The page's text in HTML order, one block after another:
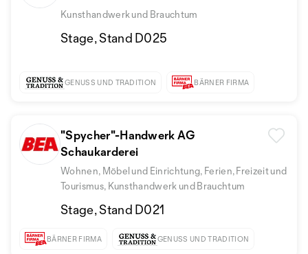
Hansruedi Blaser
Kunsthandwerk und Brauchtum
Stage, Stand D025
GENUSS UND TRADITION BÄRNER FIRMA
"Spycher"-Handwerk AG
Schaukarderei
Wohnen, Möbel und Einrichtung, Ferien, Freizeit und
Tourismus, Kunsthandwerk und Brauchtum
Stage, Stand D021
BÄRNER FIRMA GENUSS UND TRADITION